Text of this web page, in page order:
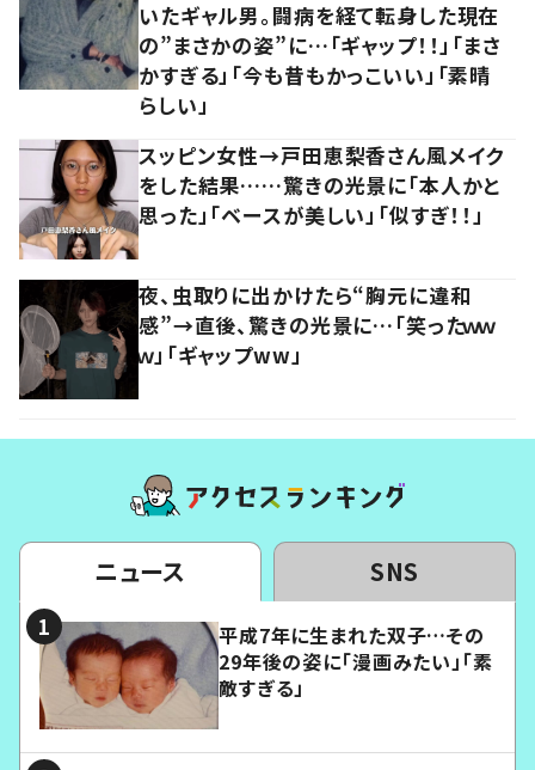
いたギャル男。闘病を経て転身した現在
の”まさかの姿”に…「ギャップ！！」「まさ
かすぎる」「今も昔もかっこいい」「素晴
らしい」
スッピン女性→戸田恵梨香さん風メイク
をした結果……驚きの光景に「本人かと
思った」「ベースが美しい」「似すぎ！！」
夜、虫取りに出かけたら“胸元に違和
感”→直後、驚きの光景に…「笑ったｗｗ
ｗ」「ギャップww」
ニュース SNS
平成7年に生まれた双子…その
29年後の姿に「漫画みたい」「素
敵すぎる」